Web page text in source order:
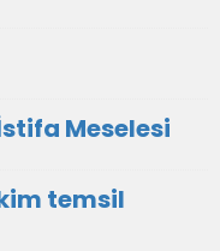
Meselesi
temsil